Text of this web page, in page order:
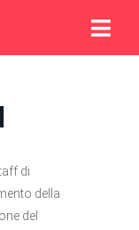
di
della
del